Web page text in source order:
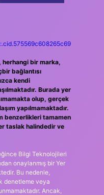
bir marka,
bağlantısı
kendi
Burada yer
olup, gerçek
yapılmamaktadır.
benzerlikleri tamamen
taslak halindedir ve
Bilgi Teknolojileri
onaylanmış bir Yer
Bu nedenle,
denetleme veya
Ancak,